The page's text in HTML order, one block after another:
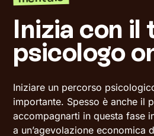
Inizia con il
psicologo
Iniziare un percorso
importante. Spesso è anche il
accompagnarti in questa fase
a un’agevolazione economica